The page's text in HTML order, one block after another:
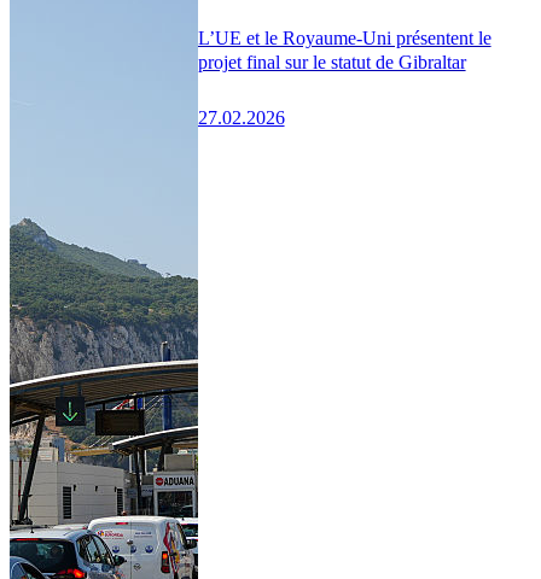
L’UE et le Royaume-Uni présentent le
projet final sur le statut de Gibraltar
27.02.2026